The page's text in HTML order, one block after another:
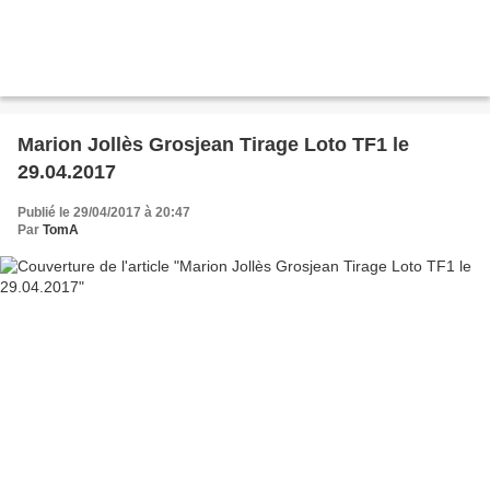
Marion Jollès Grosjean Tirage Loto TF1 le
29.04.2017
Publié le 29/04/2017 à 20:47
Par TomA